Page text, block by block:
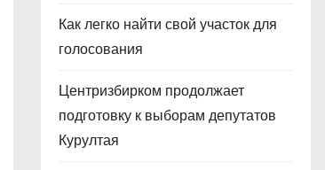
Как легко найти свой участок для
голосования
Центризбирком продолжает
подготовку к выборам депутатов
Курултая